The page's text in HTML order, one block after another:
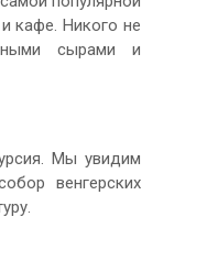
кафе. Никого не
сырами и
Мы увидим
венгерских